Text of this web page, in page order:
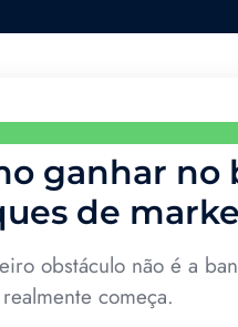
ganhar no
de
obstáculo não é a
começa.